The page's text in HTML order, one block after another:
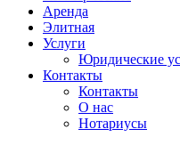
Аренда
Элитная
Услуги
Юридические
Контакты
Контакты
О нас
Нотариусы